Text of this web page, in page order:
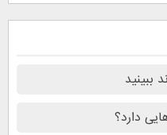
دارد؟